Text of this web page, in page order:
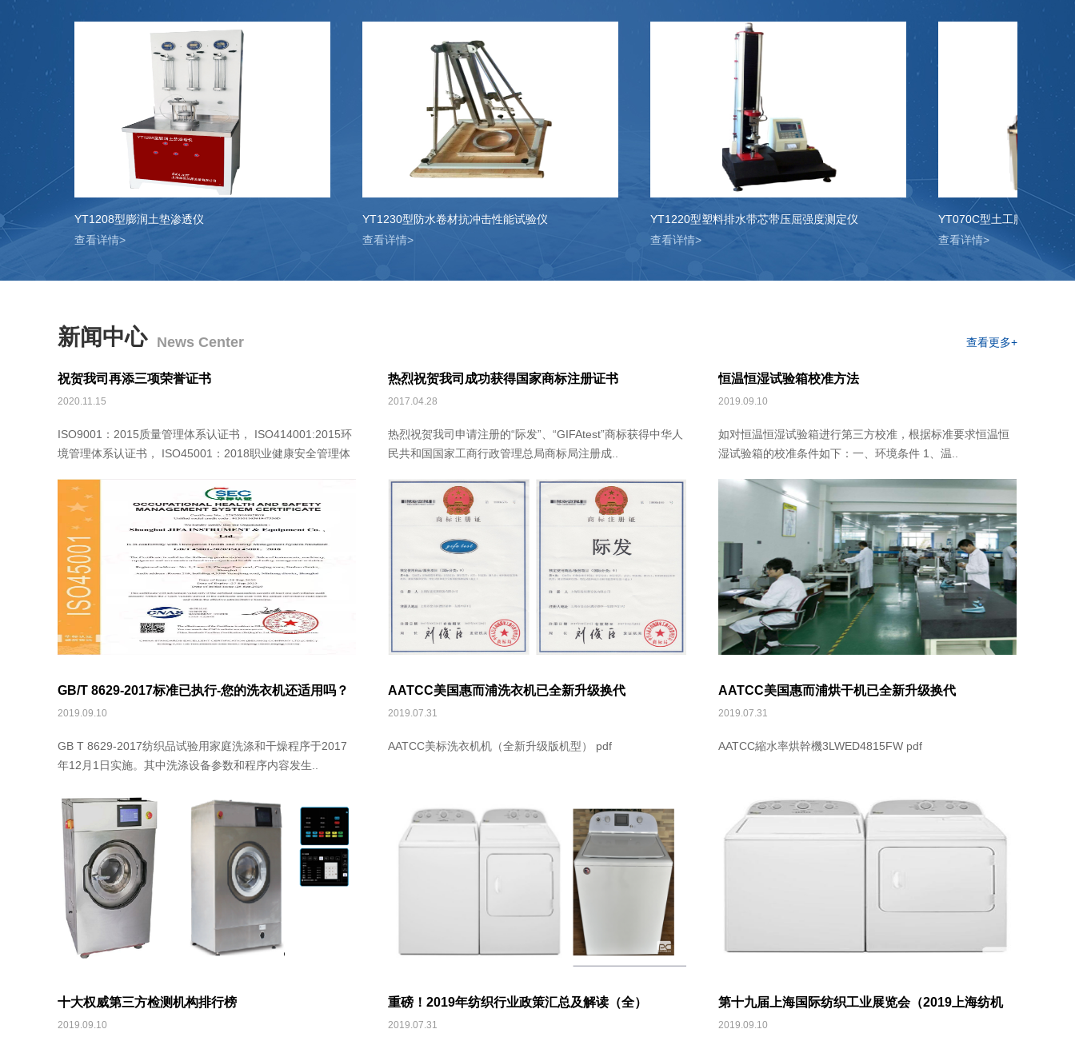
YT1208型膨润土垫渗透仪
查看详情>
YT1230型防水卷材抗冲击性能试验仪
查看详情>
YT1220型塑料排水带芯带压屈强度测定仪
查看详情>
YT070C型土工膜渗透系数测定
查看详情>
新闻中心 News Center 查看更多+
祝贺我司再添三项荣誉证书
2020.11.15
ISO9001：2015质量管理体系认证书， ISO414001:2015环
境管理体系认证书， ISO45001：2018职业健康安全管理体
热烈祝贺我司成功获得国家商标注册证书
2017.04.28
热烈祝贺我司申请注册的“际发”、“GIFAtest”商标获得中华人
民共和国国家工商行政管理总局商标局注册成..
恒温恒湿试验箱校准方法
2019.09.10
如对恒温恒湿试验箱进行第三方校准，根据标准要求恒温恒
湿试验箱的校准条件如下：一、环境条件 1、温..
GB/T 8629-2017标准已执行-您的洗衣机还适用吗？
2019.09.10
GB T 8629-2017纺织品试验用家庭洗涤和干燥程序于2017
年12月1日实施。其中洗涤设备参数和程序内容发生..
AATCC美国惠而浦洗衣机已全新升级换代
2019.07.31
AATCC美标洗衣机机（全新升级版机型） pdf
AATCC美国惠而浦烘干机已全新升级换代
2019.07.31
AATCC縮水率烘幹機3LWED4815FW pdf
十大权威第三方检测机构排行榜
2019.09.10
重磅！2019年纺织行业政策汇总及解读（全）
2019.07.31
第十九届上海国际纺织工业展览会（2019上海纺机
展）
2019.09.10